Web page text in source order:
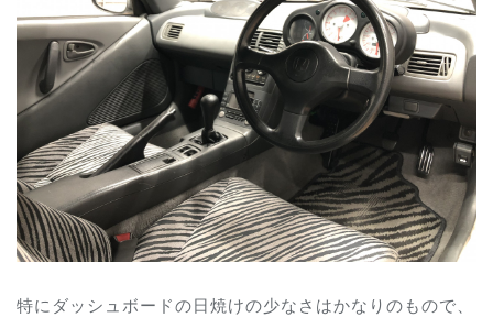
特にダッシュボードの日焼けの少なさはかなりのもので、